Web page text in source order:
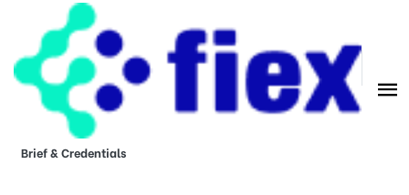
Brief & Credentials